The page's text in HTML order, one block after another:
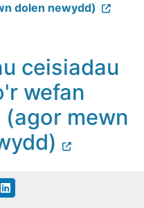
dolen newydd)
ceisiadau
wefan
mewn